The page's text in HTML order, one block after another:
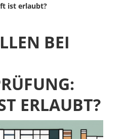
ist erlaubt?
BEI
ERLAUBT?